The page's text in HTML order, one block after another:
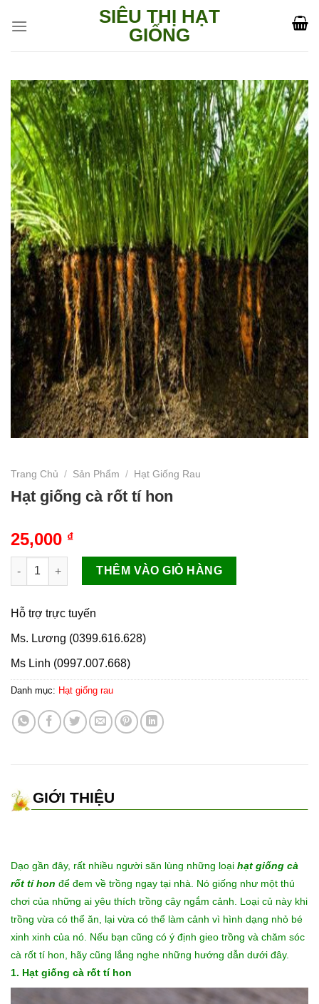
SIÊU THỊ HẠT
GIỐNG
Trang Chủ / Sản Phẩm / Hạt Giống Rau
Hạt giống cà rốt tí hon
25,000 ₫
Hạt giống cà rốt tí hon số lượng
THÊM VÀO GIỎ HÀNG
Hỗ trợ trực tuyến
Ms. Lương (0399.616.628)
Ms Linh (0997.007.668)
Danh mục: Hạt giống rau
GIỚI THIỆU
Dạo gần đây, rất nhiều người săn lùng những loại hạt giống cà
rốt tí hon để đem về trồng ngay tại nhà. Nó giống như một thú
chơi của những ai yêu thích trồng cây ngắm cảnh. Loại củ này khi
trồng vừa có thể ăn, lại vừa có thể làm cảnh vì hình dạng nhỏ bé
xinh xinh của nó. Nếu bạn cũng có ý định gieo trồng và chăm sóc
cà rốt tí hon, hãy cũng lắng nghe những hướng dẫn dưới đây.
1. Hạt giống cà rốt tí hon